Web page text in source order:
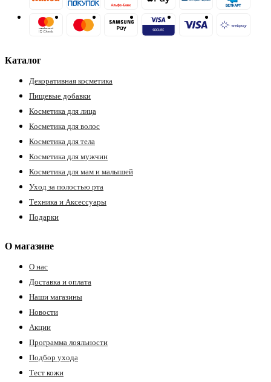
Каталог
Декоративная косметика
Пищевые добавки
Косметика для лица
Косметика для волос
Косметика для тела
Косметика для мужчин
Косметика для мам и малышей
Уход за полостью рта
Техника и Аксессуары
Подарки
О магазине
О нас
Доставка и оплата
Наши магазины
Новости
Акции
Программа лояльности
Подбор ухода
Тест кожи